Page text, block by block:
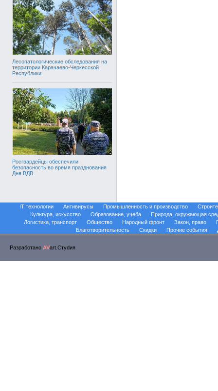
Лесопатологические обследования на
территории Карачаево-Черкесской
Республики
Росгвардейцы обеспечили
безопасность во время празднования
Дня ВДВ
IT технологии Антивирусы Промышленность и производство
Культура, искусство
Образование, учеба
Природа, окружающая
Логистика, транспорт
Общество Народный фронт Закон, право
Благотворительность
Скидки Прочие события
Разработано AVart.Стуdия